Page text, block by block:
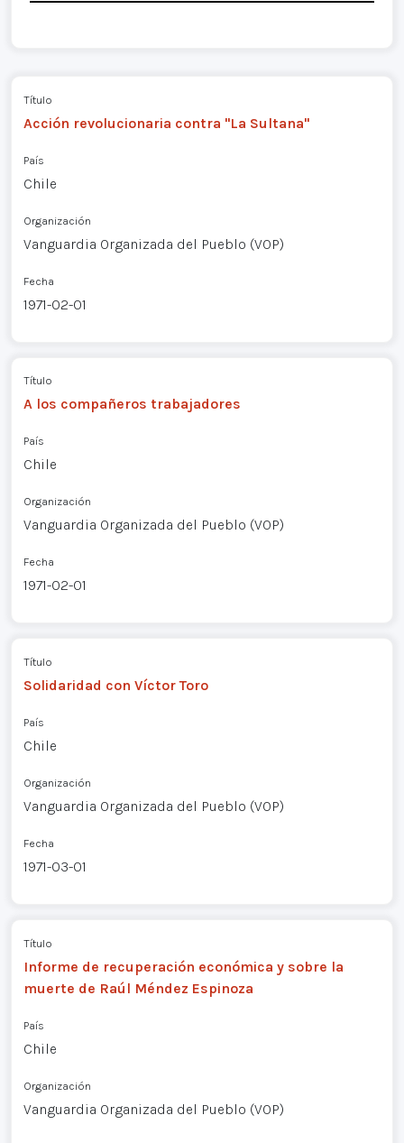
Título
Acción revolucionaria contra "La Sultana"
País
Chile
Organización
Vanguardia Organizada del Pueblo (VOP)
Fecha
1971-02-01
Título
A los compañeros trabajadores
País
Chile
Organización
Vanguardia Organizada del Pueblo (VOP)
Fecha
1971-02-01
Título
Solidaridad con Víctor Toro
País
Chile
Organización
Vanguardia Organizada del Pueblo (VOP)
Fecha
1971-03-01
Título
Informe de recuperación económica y sobre la
muerte de Raúl Méndez Espinoza
País
Chile
Organización
Vanguardia Organizada del Pueblo (VOP)